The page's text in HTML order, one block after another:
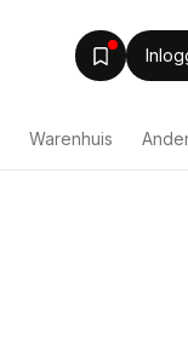
Warenhuis